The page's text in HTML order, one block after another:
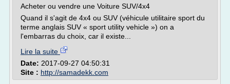
Acheter ou vendre une Voiture SUV/4x4
Quand il s'agit de 4x4 ou SUV (véhicule utilitaire sport du
terme anglais SUV « sport utility vehicle ») on a
l'embarras du choix, car il existe...
Lire la suite
Date: 2017-09-27 04:50:31
Site : http://samadekk.com